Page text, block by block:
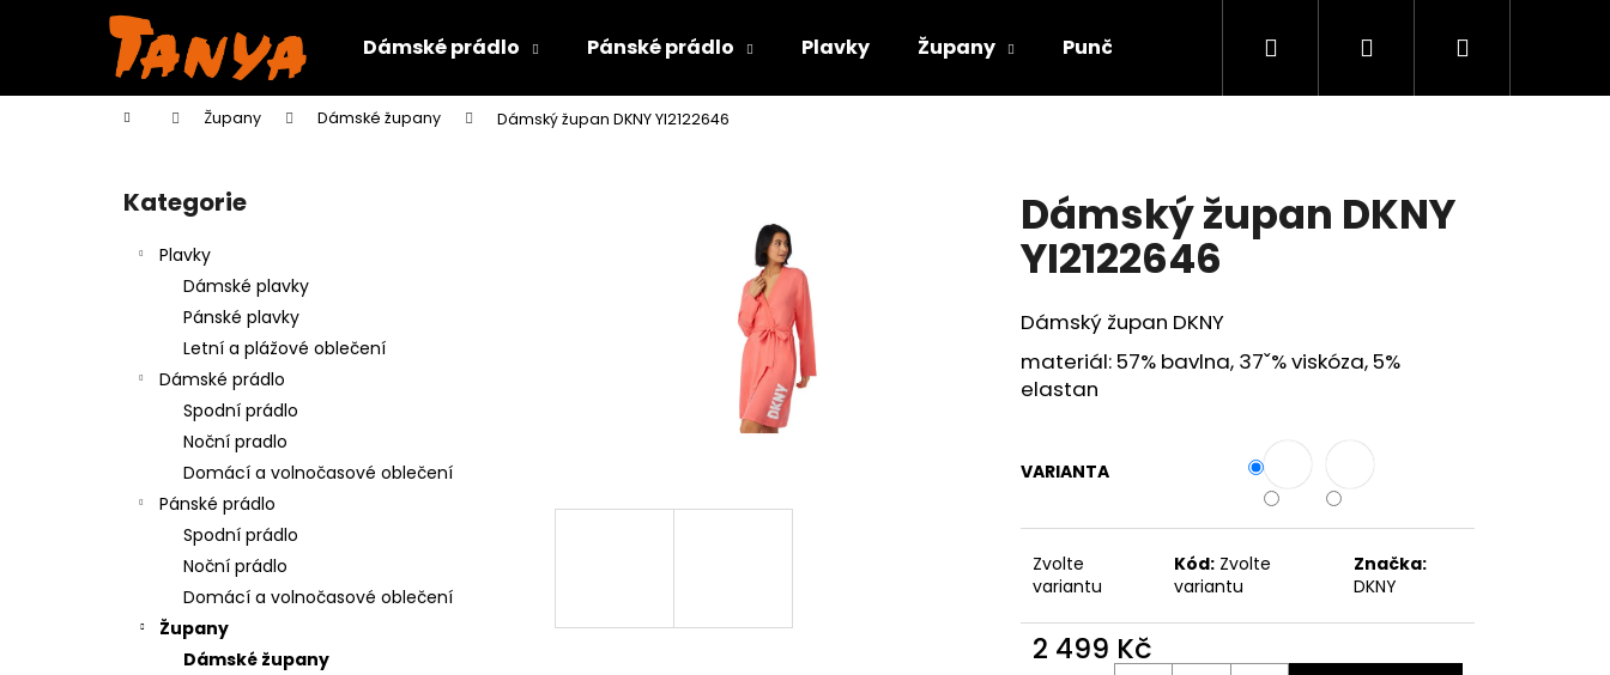
Dámské prádlo Pánské prádlo Plavky Župany Punčochové zboží Ponožky Dětské prádlo
Hledat PřihlášeníNákupní
Domů Župany Dámské župany Dámský župan DKNY YI2122646
Přeskočit
kategorie
Kategorie
Plavky
Dámské plavky
Pánské plavky
Letní a plážové oblečení
Dámské prádlo
Spodní prádlo
Noční pradlo
Domácí a volnočasové oblečení
Pánské prádlo
Spodní prádlo
Noční prádlo
Domácí a volnočasové oblečení
Župany
Dámské župany
Dámský župan DKNY
YI2122646
Dámský župan DKNY
materiál: 57% bavlna, 37ˇ% viskóza, 5%
elastan
VARIANTA
Zvolte
variantu
Kód: Zvolte
variantu
Značka:
DKNY
2 499 Kč
í
Zpět
do
Zpět
do
Co potřebujete najít?
Doporučujeme